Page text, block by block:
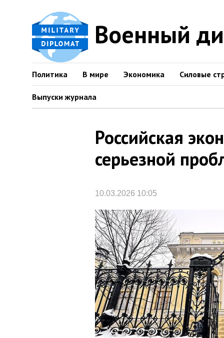
Военный
Политика В мире Экономика Силовые
Выпуски журнала
Российская
серьезной
10.03.2026 10:05